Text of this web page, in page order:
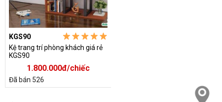
KGS90
Kệ trang trí phòng khách giá rẻ
KGS90
1.800.000đ/chiếc
Đã bán 526